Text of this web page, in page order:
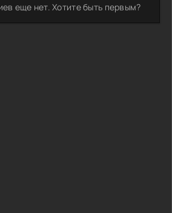
еще нет. Хотите быть первым?